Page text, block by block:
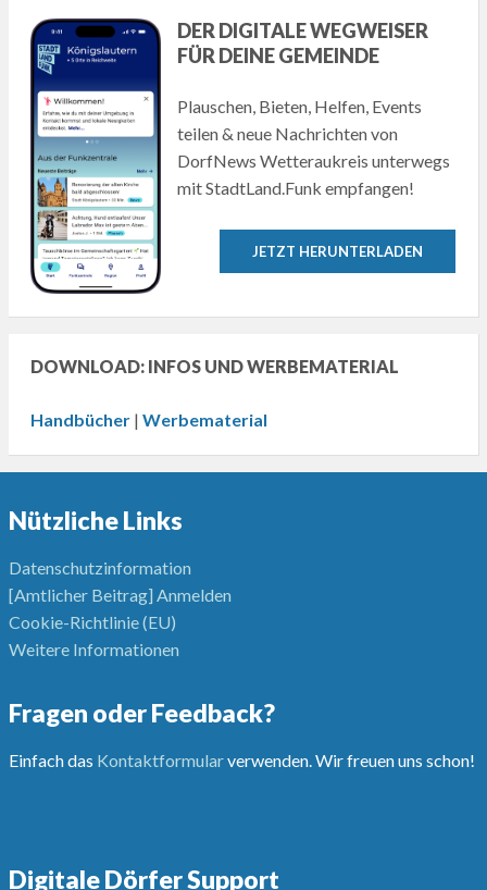
DER DIGITALE WEGWEISER
FÜR DEINE GEMEINDE
Plauschen, Bieten, Helfen, Events
teilen & neue Nachrichten von
DorfNews Wetteraukreis unterwegs
mit StadtLand.Funk empfangen!
JETZT HERUNTERLADEN
DOWNLOAD: INFOS UND WERBEMATERIAL
Handbücher| Werbematerial
Nützliche Links
Datenschutzinformation
[Amtlicher Beitrag] Anmelden
Cookie-Richtlinie (EU)
Weitere Informationen
Fragen oder Feedback?
Einfach das Kontaktformularverwenden. Wir freuen uns schon!
Digitale Dörfer Support